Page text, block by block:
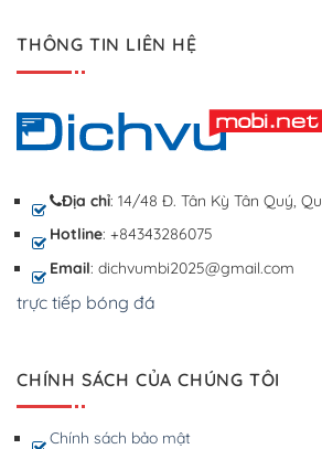
THÔNG TIN LIÊN HỆ
Địa chỉ: 14/48 Đ. Tân Kỳ Tân Quý,
Hotline: +84343286075
Email: dichvumbi2025@gmail.com
trực tiếp bóng đá
CHÍNH SÁCH CỦA CHÚNG TÔI
Chính sách bảo mật